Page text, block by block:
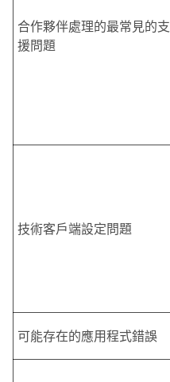
合作夥伴處理的最常見的支
援問題
技術客戶端設定問題
可能存在的應用程式錯誤